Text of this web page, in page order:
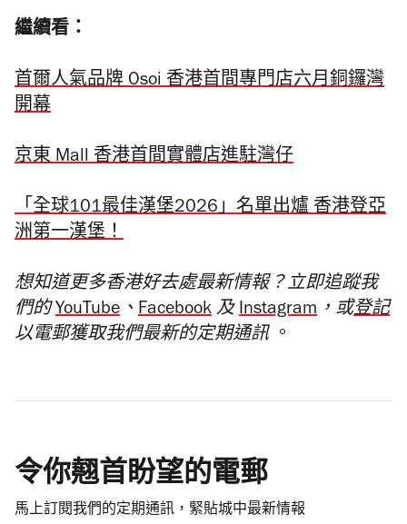
繼續看：
首爾人氣品牌 Osoi 香港首間專門店六月銅鑼灣
開幕
京東 Mall 香港首間實體店進駐灣仔
「全球101最佳漢堡2026」名單出爐 香港登亞
洲第一漢堡！
想知道更多香港好去處最新情報？立即追蹤我
們的 YouTube 、 Facebook 及 Instagram ，或登記
以電郵獲取我們最新的定期通訊 。
令你翹首盼望的電郵
馬上訂閱我們的定期通訊，緊貼城中最新情報